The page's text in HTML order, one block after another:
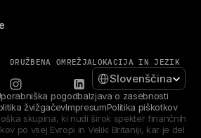
DRUŽBENA OMREŽJALOKACIJA IN JEZIK
Select Language
Slovenščina
pogodbaIzjava o zasebnosti
žvižgačevImpresumPolitika piškotkov
skupina, ki nudi širok spekter finančnih
po vsej Evropi in Veliki Britaniji, kar je del